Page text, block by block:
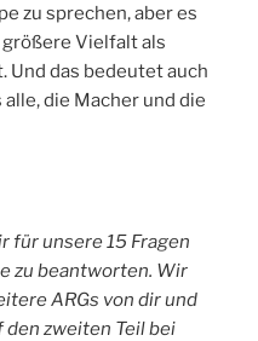
zu sprechen, aber es
Vielfalt als
das bedeutet auch
die Macher und die
für unsere 15 Fragen
zu beantworten. Wir
ARGs von dir und
den zweiten Teil bei